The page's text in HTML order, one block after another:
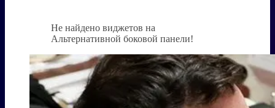
Не найдено виджетов на
Альтернативной боковой панели!